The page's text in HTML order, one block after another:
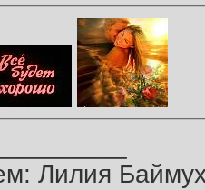
Лилия